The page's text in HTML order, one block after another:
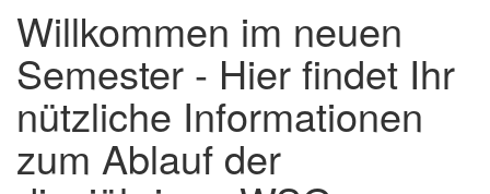
Willkommen im neuen
Semester - Hier findet Ihr
nützliche Informationen
zum Ablauf der